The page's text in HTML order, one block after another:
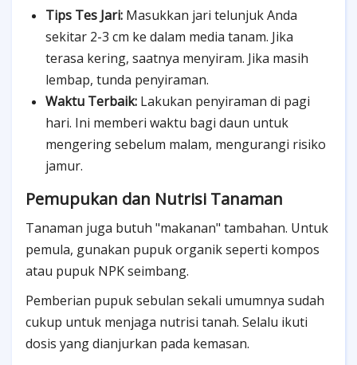
Tips Tes Jari: Masukkan jari telunjuk Anda
sekitar 2-3 cm ke dalam media tanam. Jika
terasa kering, saatnya menyiram. Jika masih
lembap, tunda penyiraman.
Waktu Terbaik: Lakukan penyiraman di pagi
hari. Ini memberi waktu bagi daun untuk
mengering sebelum malam, mengurangi risiko
jamur.
Pemupukan dan Nutrisi Tanaman
Tanaman juga butuh "makanan" tambahan. Untuk
pemula, gunakan pupuk organik seperti kompos
atau pupuk NPK seimbang.
Pemberian pupuk sebulan sekali umumnya sudah
cukup untuk menjaga nutrisi tanah. Selalu ikuti
dosis yang dianjurkan pada kemasan.